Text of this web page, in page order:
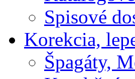
Spisové
Korekcia,
Špagáty,